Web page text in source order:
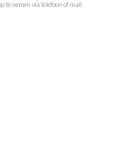
te nemen via telefoon of mail.